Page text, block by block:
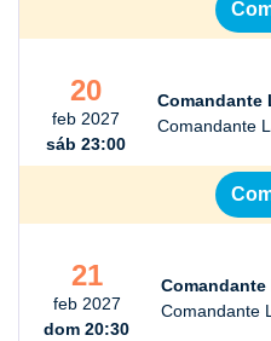
20
feb 2027
sáb 23:00
Comandante
Comandante
21
feb 2027
dom 20:30
Comandante